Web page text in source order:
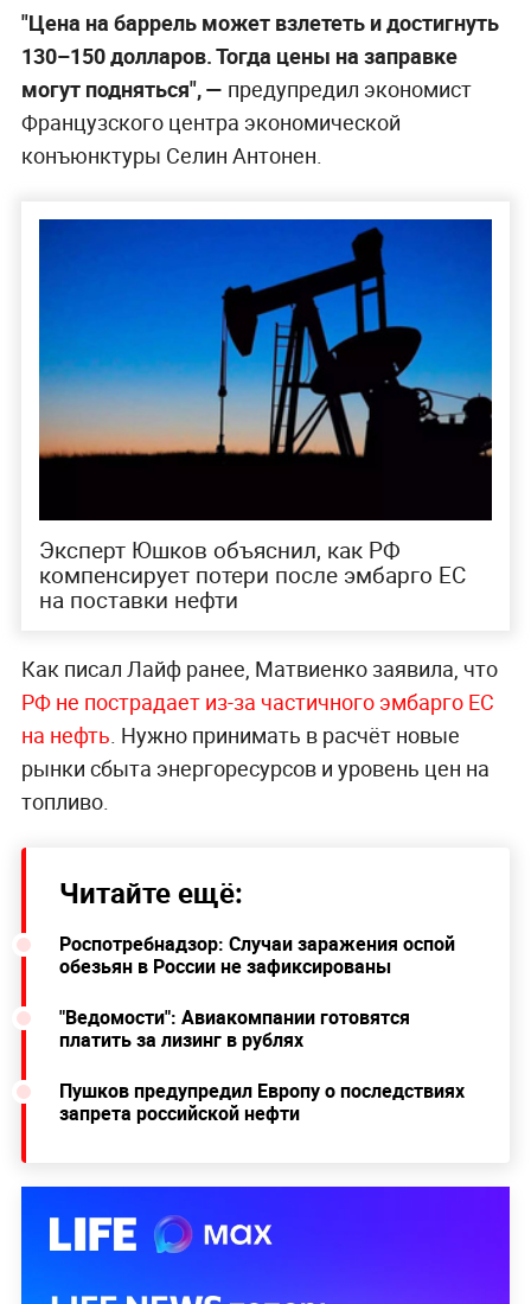
"Цена на баррель может взлететь и достигнуть
130–150 долларов. Тогда цены на заправке
могут подняться", — предупредил экономист
Французского центра экономической
конъюнктуры Селин Антонен.
Эксперт Юшков объяснил, как РФ
компенсирует потери после эмбарго ЕС
на поставки нефти
Как писал Лайф ранее, Матвиенко заявила, что
РФ не пострадает из-за частичного эмбарго ЕС
на нефть. Нужно принимать в расчёт новые
рынки сбыта энергоресурсов и уровень цен на
топливо.
Читайте ещё:
Роспотребнадзор: Случаи заражения оспой
обезьян в России не зафиксированы
"Ведомости": Авиакомпании готовятся
платить за лизинг в рублях
Пушков предупредил Европу о последствиях
запрета российской нефти